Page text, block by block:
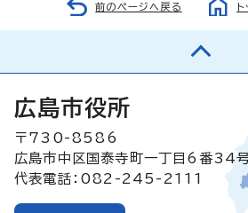
前のページへ戻る
広島市役所
〒730-8586
広島市中区国泰寺町一丁目6番34
代表電話：082-245-2111